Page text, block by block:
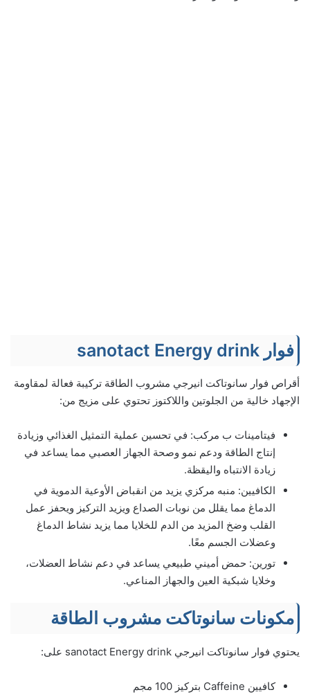
فوار sanotact Energy drink
أقراص فوار سانوتاكت انيرجي مشروب الطاقة تركيبة فعالة لمقاومة
الإجهاد خالية من الجلوتين واللاكتوز تحتوي على مزيج من:
فيتامينات ب مركب: في تحسين عملية التمثيل الغذائي وزيادة
إنتاج الطاقة ودعم نمو وصحة الجهاز العصبي مما يساعد في
زيادة الانتباه واليقظة.
الكافيين: منبه مركزي يزيد من انقباض الأوعية الدموية في
الدماغ مما يقلل من نوبات الصداع ويزيد التركيز ويحفز عمل
القلب وضخ المزيد من الدم للخلايا مما يزيد نشاط الدماغ
وعضلات الجسم معًا.
تورين: حمض أميني طبيعي يساعد في دعم نشاط العضلات،
وخلايا شبكية العين والجهاز المناعي.
مكونات سانوتاكت مشروب الطاقة
يحتوي فوار سانوتاكت انيرجي sanotact Energy drink على:
كافيين Caffeine بتركيز 100 مجم